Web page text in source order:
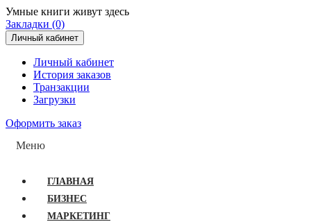
Умные книги живут здесь
Закладки (0)
Личный кабинет
Личный кабинет
История заказов
Транзакции
Загрузки
Оформить заказ
Меню
ГЛАВНАЯ
БИЗНЕС
МАРКЕТИНГ